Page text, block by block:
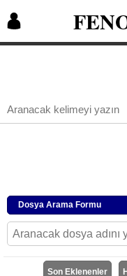
Dosya Arama Formu
Son Eklenenler